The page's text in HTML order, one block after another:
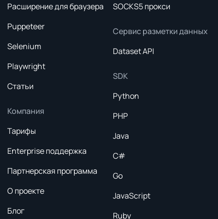
Расширение для браузера
Puppeteer
Selenium
Playwright
Статьи
Компания
Тарифы
Enterprise поддержка
Партнерская программа
О проекте
Блог
SOCKS5 прокси
Сервис разметки данных
Dataset API
SDK
Python
PHP
Java
C#
Go
JavaScript
Ruby